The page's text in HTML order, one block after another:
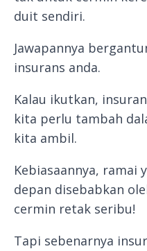
duit sendiri.
Jawapannya
insurans anda.
Kalau ikutkan,
kita perlu tambah
kita ambil.
Kebiasaannya, ramai
depan disebabkan
cermin retak seribu!
Tapi sebenarnya